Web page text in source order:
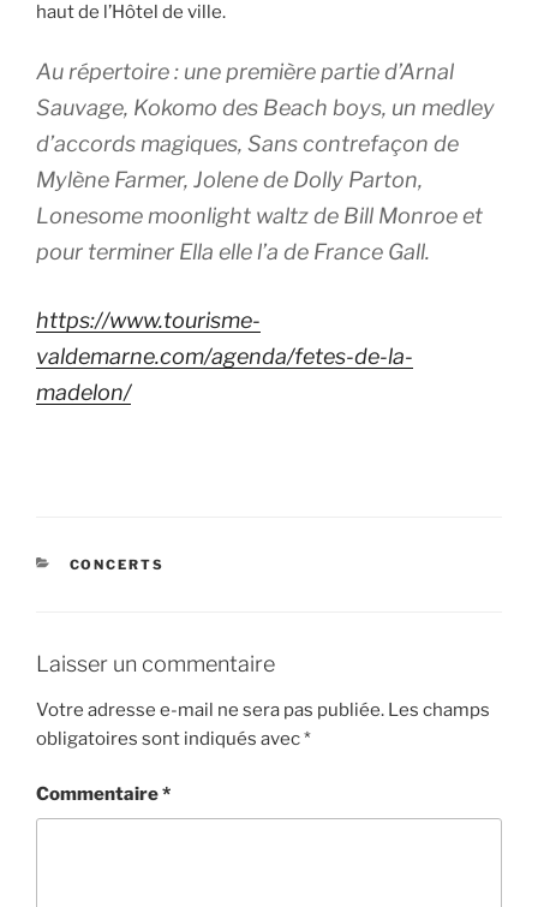
haut de l’Hôtel de ville.
Au répertoire : une première partie d’Arnal
Sauvage, Kokomo des Beach boys, un medley
d’accords magiques, Sans contrefaçon de
Mylène Farmer, Jolene de Dolly Parton,
Lonesome moonlight waltz de Bill Monroe et
pour terminer Ella elle l’a de France Gall.
https://www.tourisme-
valdemarne.com/agenda/fetes-de-la-
madelon/
CATÉGORIES
CONCERTS
Laisser un commentaire
Votre adresse e-mail ne sera pas publiée. Les champs
obligatoires sont indiqués avec*
Commentaire*